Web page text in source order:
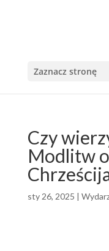
Zaznacz stronę
Czy
Modlitw
sty 26, 2025 |